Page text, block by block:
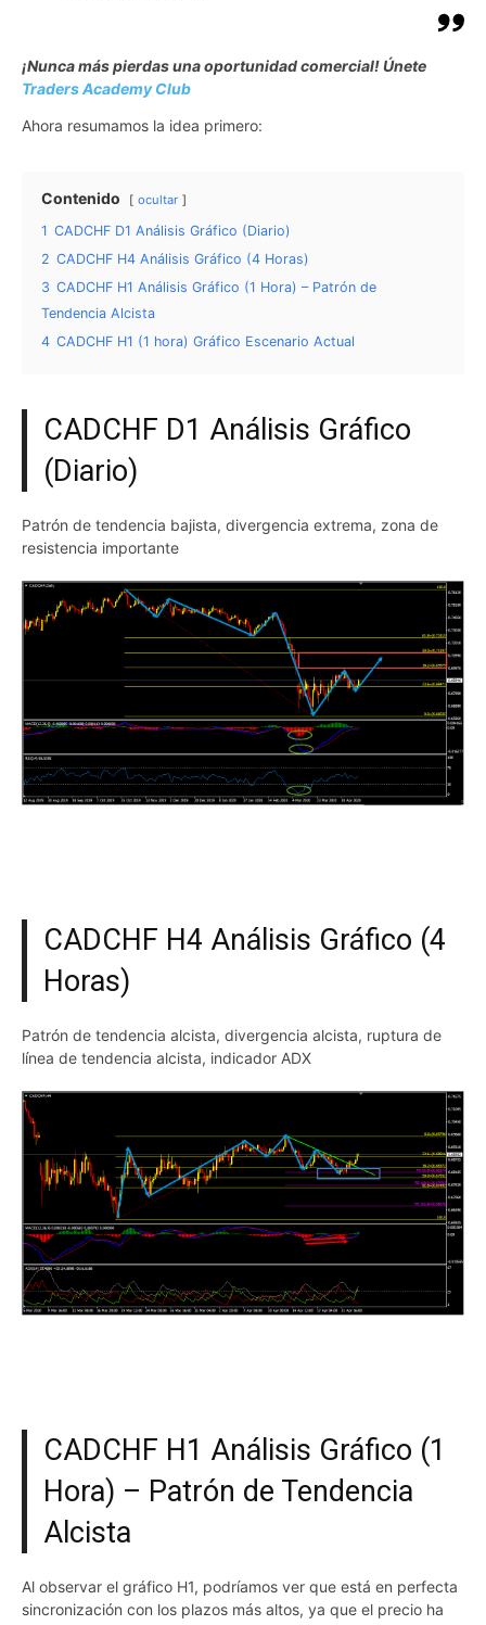
¡Nunca más pierdas una oportunidad comercial! Únete
Traders Academy Club
Ahora resumamos la idea primero:
Contenido ocultar
1 CADCHF D1 Análisis Gráfico (Diario)
2 CADCHF H4 Análisis Gráfico (4 Horas)
3 CADCHF H1 Análisis Gráfico (1 Hora) – Patrón de
Tendencia Alcista
4 CADCHF H1 (1 hora) Gráfico Escenario Actual
CADCHF D1 Análisis Gráfico
(Diario)
Patrón de tendencia bajista, divergencia extrema, zona de
resistencia importante
CADCHF H4 Análisis Gráfico (4
Horas)
Patrón de tendencia alcista, divergencia alcista, ruptura de
línea de tendencia alcista, indicador ADX
CADCHF H1 Análisis Gráfico (1
Hora) – Patrón de Tendencia
Alcista
Al observar el gráfico H1, podríamos ver que está en perfecta
sincronización con los plazos más altos, ya que el precio ha